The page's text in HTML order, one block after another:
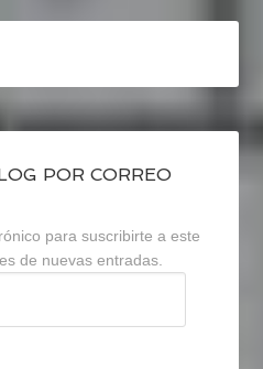
POR CORREO
para suscribirte a este
de nuevas entradas.